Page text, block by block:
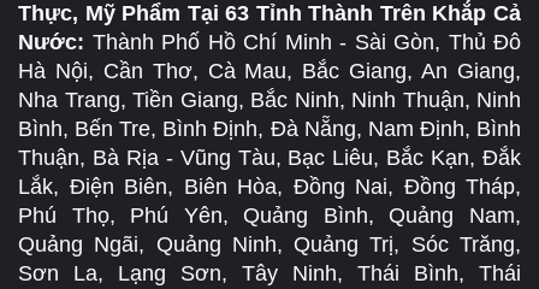
Thực, Mỹ Phẩm Tại 63 Tỉnh Thành Trên Khắp Cả
Nước: Thành Phố Hồ Chí Minh - Sài Gòn, Thủ Đô
Hà Nội, Cần Thơ, Cà Mau, Bắc Giang, An Giang,
Nha Trang, Tiền Giang, Bắc Ninh, Ninh Thuận, Ninh
Bình, Bến Tre, Bình Định, Đà Nẵng, Nam Định, Bình
Thuận, Bà Rịa - Vũng Tàu, Bạc Liêu, Bắc Kạn, Đắk
Lắk, Điện Biên, Biên Hòa, Đồng Nai, Đồng Tháp,
Phú Thọ, Phú Yên, Quảng Bình, Quảng Nam,
Quảng Ngãi, Quảng Ninh, Quảng Trị, Sóc Trăng,
Sơn La, Lạng Sơn, Tây Ninh, Thái Bình, Thái